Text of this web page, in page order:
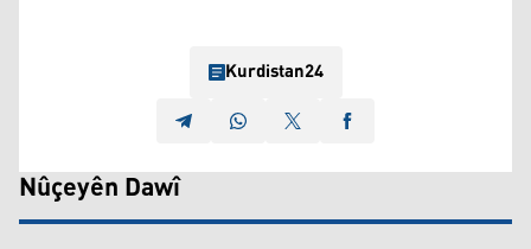
Kurdistan24
Nûçeyên Dawî